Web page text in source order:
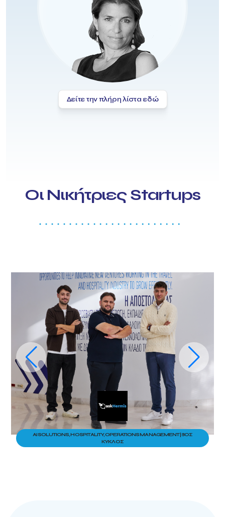
Δείτε την πλήρη λίστα εδώ
Οι Νικήτριες Startups
AI SOLUTIONS, HOSPITALITY, OPERATIONS MANAGEMENT | 8ΟΣ
ΚΎΚΛΟΣ